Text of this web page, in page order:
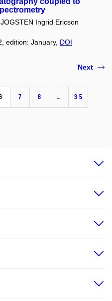
JOGSTEN Ingrid Ericson
edition: January, DOI
7 8 … 35
Next